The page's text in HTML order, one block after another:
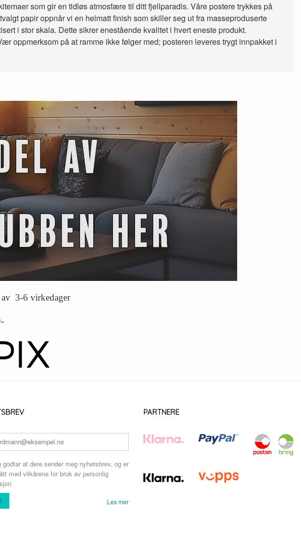
som gir en tidløs atmosfære til ditt fjellparadis. Våre postere trykkes på
papir oppnår vi en helmatt finish som skiller seg ut fra masseproduserte
i stor skala. Dette sikrer enestående kvalitet i hvert eneste produkt.
oppmerksom på at ramme ikke følger med; posteren leveres trygt innpakket i
3-6 virkedager
godtar at dere sender meg nyhetsbrev, og er
med vilkårene for bruk av personlig
Les mer
PARTNERE